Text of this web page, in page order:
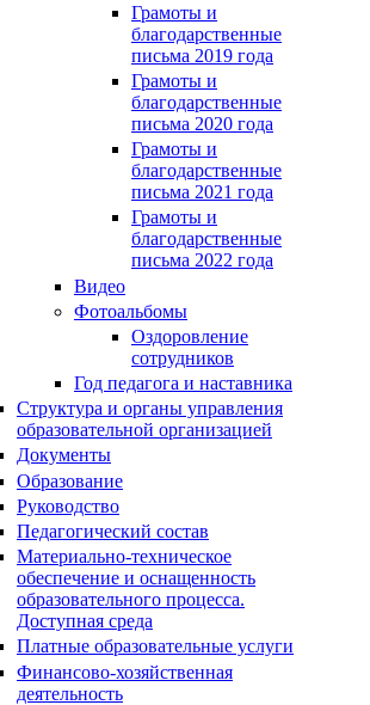
Грамоты и
благодарственные
письма 2019 года
Грамоты и
благодарственные
письма 2020 года
Грамоты и
благодарственные
письма 2021 года
Грамоты и
благодарственные
письма 2022 года
Видео
Фотоальбомы
Оздоровление
сотрудников
Год педагога и наставника
Структура и органы управления
образовательной организацией
Документы
Образование
Руководство
Педагогический состав
Материально-техническое
обеспечение и оснащенность
образовательного процесса.
Доступная среда
Платные образовательные услуги
Финансово-хозяйственная
деятельность